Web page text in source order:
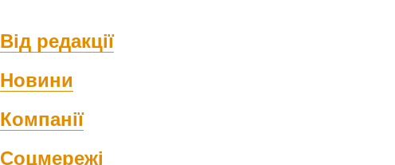
Від редакції
Новини
Компанії
Соцмережі